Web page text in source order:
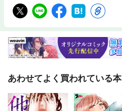
あわせてよく買われている本